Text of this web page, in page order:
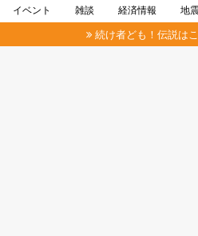
イベント 雑談 経済情報 地
続け者ども！伝説は